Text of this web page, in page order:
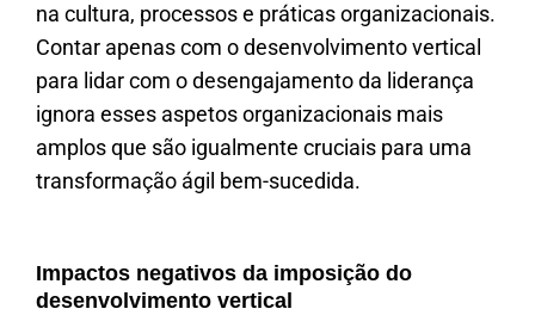
na cultura, processos e práticas organizacionais.
Contar apenas com o desenvolvimento vertical
para lidar com o desengajamento da liderança
ignora esses aspetos organizacionais mais
amplos que são igualmente cruciais para uma
transformação ágil bem-sucedida.
Impactos negativos da imposição do
desenvolvimento vertical